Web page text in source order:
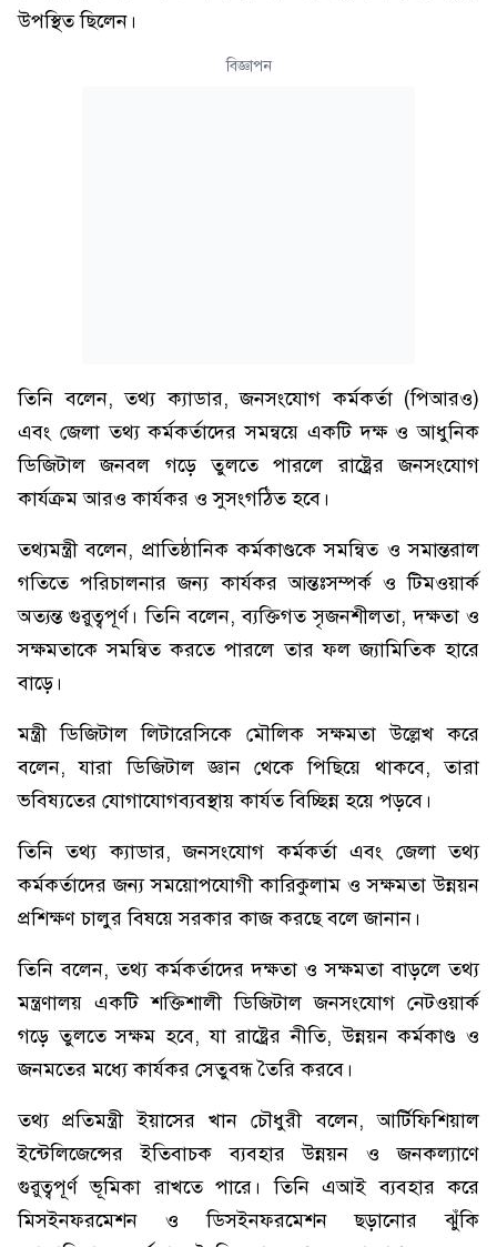
উপস্থিত ছিলেন।
বিজ্ঞাপন
তিনি বলেন, তথ্য ক্যাডার, জনসংযোগ কর্মকর্তা (পিআরও)
এবং জেলা তথ্য কর্মকর্তাদের সমন্বয়ে একটি দক্ষ ও আধুনিক
ডিজিটাল জনবল গড়ে তুলতে পারলে রাষ্ট্রের জনসংযোগ
কার্যক্রম আরও কার্যকর ও সুসংগঠিত হবে।
তথ্যমন্ত্রী বলেন, প্রাতিষ্ঠানিক কর্মকাণ্ডকে সমন্বিত ও সমান্তরাল
গতিতে পরিচালনার জন্য কার্যকর আন্তঃসম্পর্ক ও টিমওয়ার্ক
অত্যন্ত গুরুত্বপূর্ণ। তিনি বলেন, ব্যক্তিগত সৃজনশীলতা, দক্ষতা ও
সক্ষমতাকে সমন্বিত করতে পারলে তার ফল জ্যামিতিক হারে
বাড়ে।
মন্ত্রী ডিজিটাল লিটারেসিকে মৌলিক সক্ষমতা উল্লেখ করে
বলেন, যারা ডিজিটাল জ্ঞান থেকে পিছিয়ে থাকবে, তারা
ভবিষ্যতের যোগাযোগব্যবস্থায় কার্যত বিচ্ছিন্ন হয়ে পড়বে।
তিনি তথ্য ক্যাডার, জনসংযোগ কর্মকর্তা এবং জেলা তথ্য
কর্মকর্তাদের জন্য সময়োপযোগী কারিকুলাম ও সক্ষমতা উন্নয়ন
প্রশিক্ষণ চালুর বিষয়ে সরকার কাজ করছে বলে জানান।
তিনি বলেন, তথ্য কর্মকর্তাদের দক্ষতা ও সক্ষমতা বাড়লে তথ্য
মন্ত্রণালয় একটি শক্তিশালী ডিজিটাল জনসংযোগ নেটওয়ার্ক
গড়ে তুলতে সক্ষম হবে, যা রাষ্ট্রের নীতি, উন্নয়ন কর্মকাণ্ড ও
জনমতের মধ্যে কার্যকর সেতুবন্ধ তৈরি করবে।
তথ্য প্রতিমন্ত্রী ইয়াসের খান চৌধুরী বলেন, আর্টিফিশিয়াল
ইন্টেলিজেন্সের ইতিবাচক ব্যবহার উন্নয়ন ও জনকল্যাণে
গুরুত্বপূর্ণ ভূমিকা রাখতে পারে। তিনি এআই ব্যবহার করে
মিসইনফরমেশন ও ডিসইনফরমেশন ছড়ানোর ঝুঁকি